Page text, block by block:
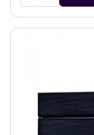
MSZ-
LN50VG2
W